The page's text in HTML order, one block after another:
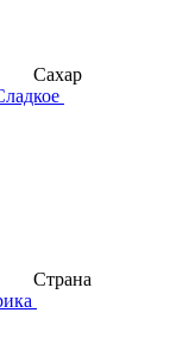
Сахар
Страна